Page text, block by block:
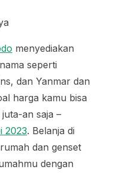
menyediakan
seperti
dan Yanmar dan
harga kamu bisa
an saja –
2023. Belanja di
dan genset
dengan